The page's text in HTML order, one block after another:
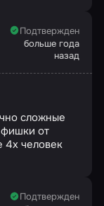
Подтвержден
больше года
назад
сложные
фишки от
4х человек
Подтвержден